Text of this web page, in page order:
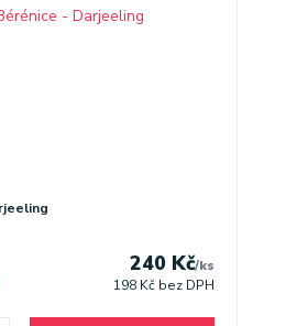
240 Kč/ks
198 Kč bez DPH